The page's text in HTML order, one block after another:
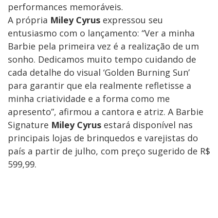
performances memoráveis.
A própria Miley Cyrus expressou seu
entusiasmo com o lançamento: “Ver a minha
Barbie pela primeira vez é a realização de um
sonho. Dedicamos muito tempo cuidando de
cada detalhe do visual ‘Golden Burning Sun’
para garantir que ela realmente refletisse a
minha criatividade e a forma como me
apresento”, afirmou a cantora e atriz. A Barbie
Signature Miley Cyrus estará disponível nas
principais lojas de brinquedos e varejistas do
país a partir de julho, com preço sugerido de R$
599,99.